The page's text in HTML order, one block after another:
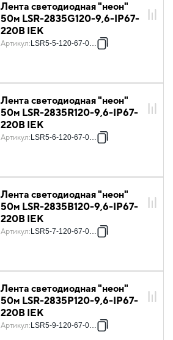
Лента светодиодная "неон"
50м LSR-2835G120-9,6-IP67-
220В IEK
Артикул: LSR5-5-120-67-0-50
Лента светодиодная "неон"
50м LSR-2835R120-9,6-IP67-
220В IEK
Артикул: LSR5-6-120-67-0-50
Лента светодиодная "неон"
50м LSR-2835B120-9,6-IP67-
220В IEK
Артикул: LSR5-7-120-67-0-50
Лента светодиодная "неон"
50м LSR-2835P120-9,6-IP67-
220В IEK
Артикул: LSR5-9-120-67-0-50